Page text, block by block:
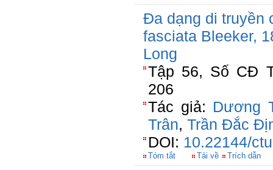
Đa dạng di truyền
fasciata Bleeker,
Long
Tập 56, Số CĐ
206
Tác giả: Dương
Trân, Trần Đắc
DOI: 10.22144/
Tóm tắt Tải về Trích dẫn